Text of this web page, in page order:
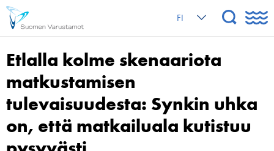
FI
Etlalla kolme skenaariota
matkustamisen
tulevaisuudesta: Synkin uhka
on, että matkailuala kutistuu